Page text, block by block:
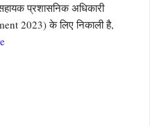
प्रशासनिक अधिकारी
2023) के लिए निकाली है,